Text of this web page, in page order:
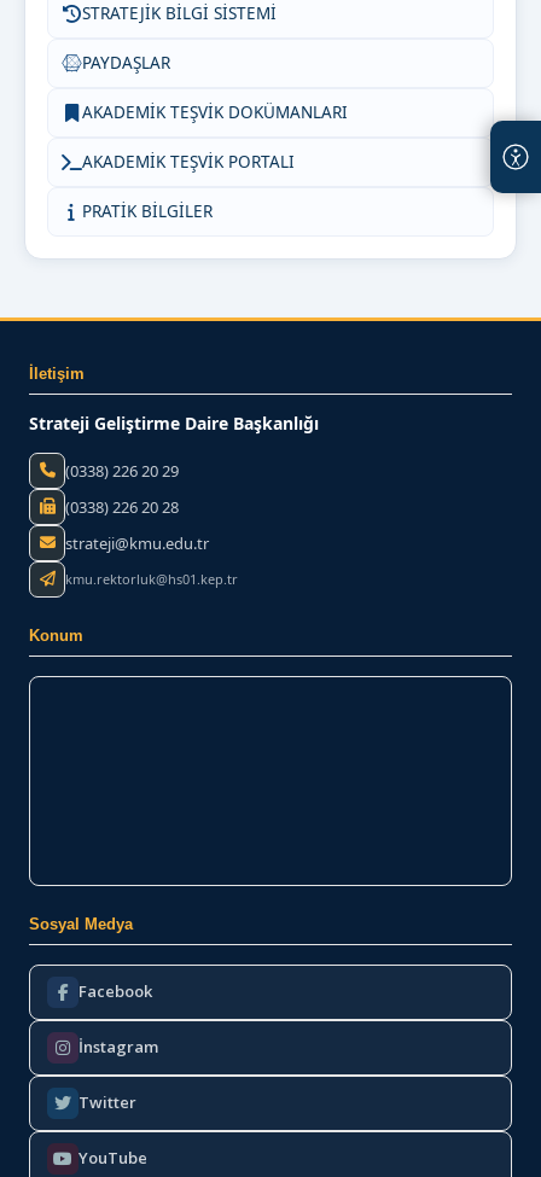
STRATEJİK BİLGİ SİSTEMİ
PAYDAŞLAR
AKADEMİK TEŞVİK DOKÜMANLARI
AKADEMİK TEŞVİK PORTALI
PRATİK BİLGİLER
İletişim
Strateji Geliştirme Daire Başkanlığı
(0338) 226 20 29
(0338) 226 20 28
strateji@kmu.edu.tr
kmu.rektorluk@hs01.kep.tr
Konum
Sosyal Medya
Facebook
İnstagram
Twitter
YouTube